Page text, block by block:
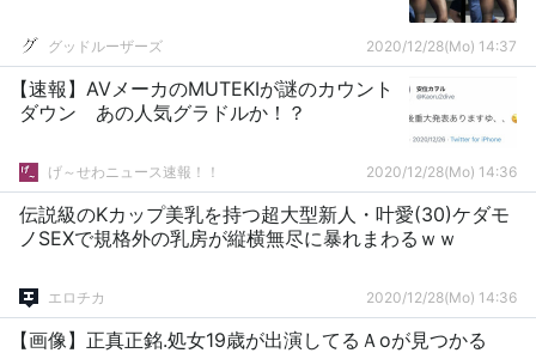
グッドルーザーズ 2020/12/28(Mo) 14:37
【速報】AVメーカのMUTEKIが謎のカウント
ダウン あの人気グラドルか！？
げ～せわニュース速報！！ 2020/12/28(Mo) 14:36
伝説級のKカップ美乳を持つ超大型新人・叶愛(30)ケダモ
ノSEXで規格外の乳房が縦横無尽に暴れまわるｗｗ
エロチカ 2020/12/28(Mo) 14:36
【画像】正真正銘.処女19歳が出演してるＡoが見つかる